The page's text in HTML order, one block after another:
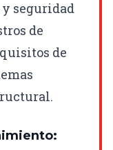
seguridad
de
de